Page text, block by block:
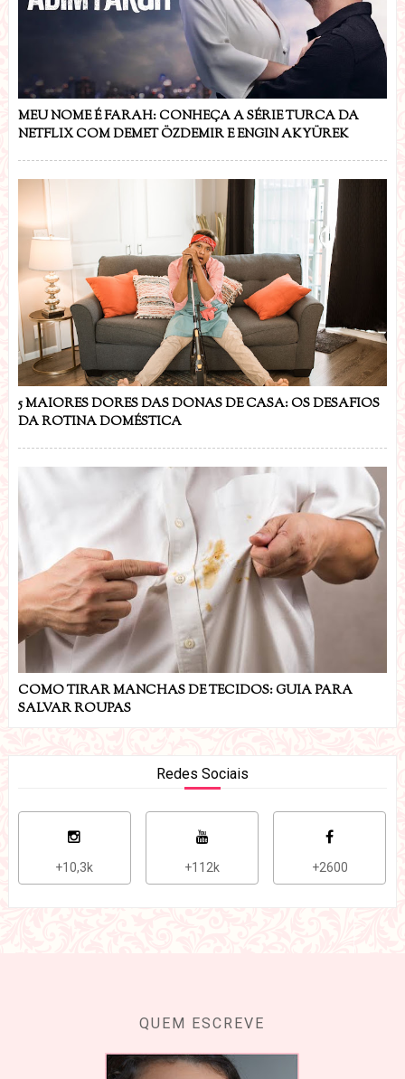
MEU NOME É FARAH: CONHEÇA A SÉRIE TURCA DA
NETFLIX COM DEMET ÖZDEMIR E ENGIN AKYÜREK
5 MAIORES DORES DAS DONAS DE CASA: OS DESAFIOS
DA ROTINA DOMÉSTICA
COMO TIRAR MANCHAS DE TECIDOS: GUIA PARA
SALVAR ROUPAS
Redes Sociais
+10,3k +112k +2600
QUEM ESCREVE